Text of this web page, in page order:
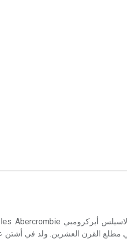
مطلع القرن العشرين. ولد في